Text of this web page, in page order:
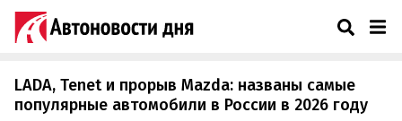
АвтоВАЗ – Страница 3
LADA, Tenet и прорыв Mazda: названы самые
популярные автомобили в России в 2026 году